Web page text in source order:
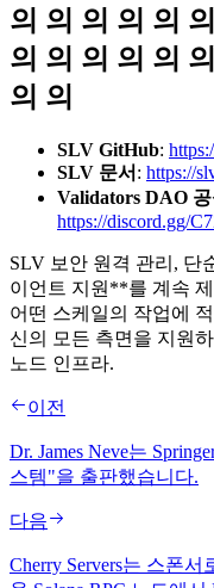
의 의 의 의 의
의 의 의 의 의
의 의
SLV GitHub:
SLV 문서 : https://
Validators DAO
https://discord.gg/
SLV 보안 원격 관리, 단
이언트 지원**를 계속
어떤 스케일의 작업에
신의 모든 측면을 지원
노드 인프라.
이전
Dr. James Neve는
스템"을 출판했습니다.
다음
Cherry Servers는 스폰